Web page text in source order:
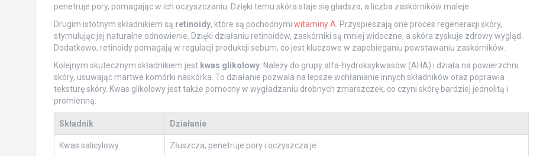
penetruje pory, pomagając w ich oczyszczaniu. Dzięki temu skóra staje się gładsza, a liczba zaskórników maleje.
Drugim istotnym składnikiem są retinoidy, które są pochodnymi witaminy A . Przyspieszają one proces regeneracji skóry,
stymulując jej naturalne odnowienie. Dzięki działaniu retinoidów, zaskórniki są mniej widoczne, a skóra zyskuje zdrowy wygląd.
Dodatkowo, retinoidy pomagają w regulacji produkcji sebum, co jest kluczowe w zapobieganiu powstawaniu zaskórników.
Kolejnym skutecznym składnikiem jest kwas glikolowy. Należy do grupy alfa-hydroksykwasów (AHA) i działa na powierzchni
skóry, usuwając martwe komórki naskórka. To działanie pozwala na lepsze wchłanianie innych składników oraz poprawia
teksturę skóry. Kwas glikolowy jest także pomocny w wygładzaniu drobnych zmarszczek, co czyni skórę bardziej jednolitą i
promienną.
Składnik Działanie
Kwas salicylowy Złuszcza, penetruje pory i oczyszcza je